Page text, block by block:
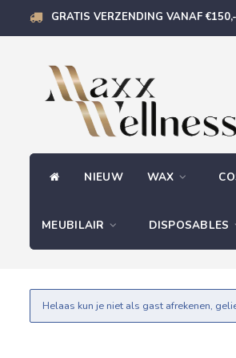
GRATIS VERZENDING VANAF €150,-
NIEUW WAX
MEUBILAIR DISPOSABLES
Helaas kun je niet als gast afrekenen,